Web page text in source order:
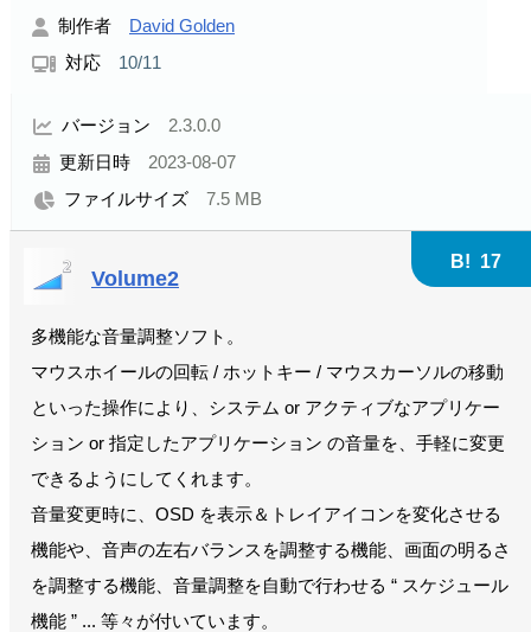
制作者 David Golden
対応 10/11
バージョン 2.3.0.0
更新日時 2023-08-07
ファイルサイズ 7.5 MB
Volume2
B! 17
多機能な音量調整ソフト。
マウスホイールの回転 / ホットキー / マウスカーソルの移動
といった操作により、システム or アクティブなアプリケー
ション or 指定したアプリケーション の音量を、手軽に変更
できるようにしてくれます。
音量変更時に、OSD を表示＆トレイアイコンを変化させる
機能や、音声の左右バランスを調整する機能、画面の明るさ
を調整する機能、音量調整を自動で行わせる “ スケジュール
機能 ” ... 等々が付いています。